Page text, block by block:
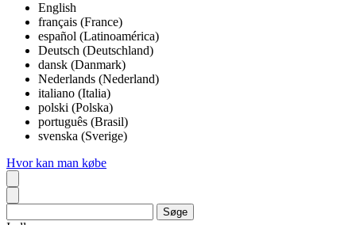
English
français (France)
español (Latinoamérica)
Deutsch (Deutschland)
dansk (Danmark)
Nederlands (Nederland)
italiano (Italia)
polski (Polska)
português (Brasil)
svenska (Sverige)
Hvor kan man købe